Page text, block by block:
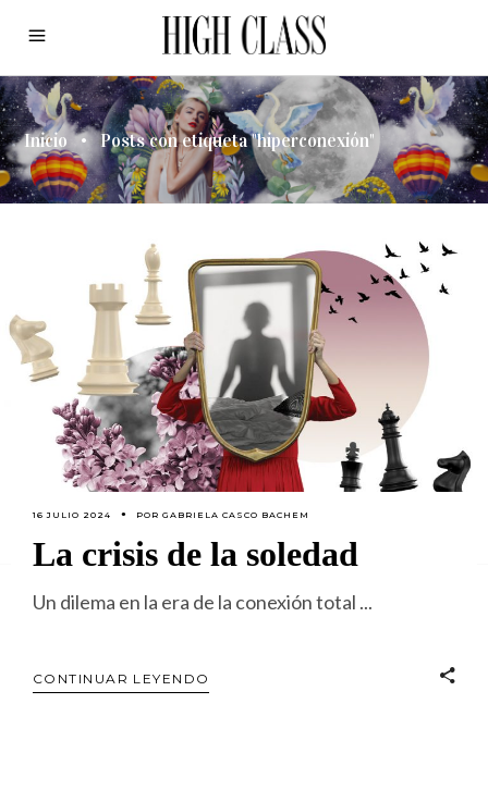
Inicio • Posts con etiqueta "hiperconexión"
16 JULIO 2024 PORGABRIELA CASCO BACHEM
La crisis de la soledad
Un dilema en la era de la conexión total
CONTINUAR LEYENDO